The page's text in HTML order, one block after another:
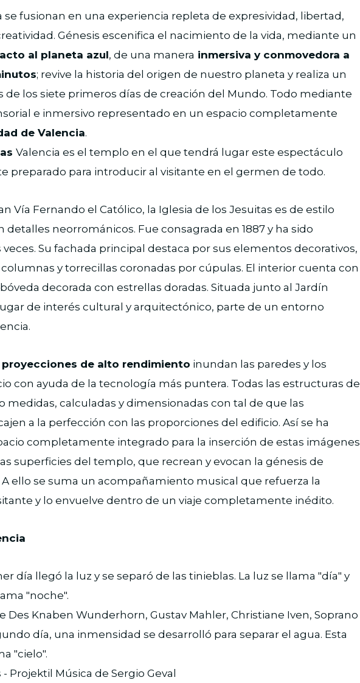
se fusionan en una experiencia repleta de expresividad, libertad,
Génesis escenifica el nacimiento de la vida, mediante un
al planeta azul, de una manera inmersiva y conmovedora a
; revive la historia del origen de nuestro planeta y realiza un
de los siete primeros días de creación del Mundo. Todo mediante
e inmersivo representado en un espacio completamente
de Valencia.
Valencia es el templo en el que tendrá lugar este espectáculo
preparado para introducir al visitante en el germen de todo.
Vía Fernando el Católico, la Iglesia de los Jesuitas es de estilo
detalles neorrománicos. Fue consagrada en 1887 y ha sido
Su fachada principal destaca por sus elementos decorativos,
y torrecillas coronadas por cúpulas. El interior cuenta con
decorada con estrellas doradas. Situada junto al Jardín
de interés cultural y arquitectónico, parte de un entorno
proyecciones de alto rendimiento inundan las paredes y los
con ayuda de la tecnología más puntera. Todas las estructuras de
medidas, calculadas y dimensionadas con tal de que las
a la perfección con las proporciones del edificio. Así se ha
completamente integrado para la inserción de estas imágenes
superficies del templo, que recrean y evocan la génesis de
ello se suma un acompañamiento musical que refuerza la
y lo envuelve dentro de un viaje completamente inédito.
día llegó la luz y se separó de las tinieblas. La luz se llama "día" y
"noche".
Des Knaben Wunderhorn, Gustav Mahler, Christiane Iven, Soprano
día, una inmensidad se desarrolló para separar el agua. Esta
"cielo".
Projektil Música de Sergio Geval